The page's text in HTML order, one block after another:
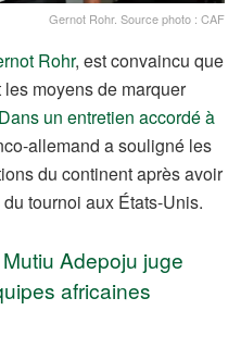
Gernot Rohr. Source photo : CAF
Rohr, est convaincu que
moyens de marquer
Dans un entretien accordé à
allemand a souligné les
du continent après avoir
tournoi aux États-Unis.
Adepoju juge
africaines